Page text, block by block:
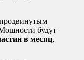
будут
в месяц,